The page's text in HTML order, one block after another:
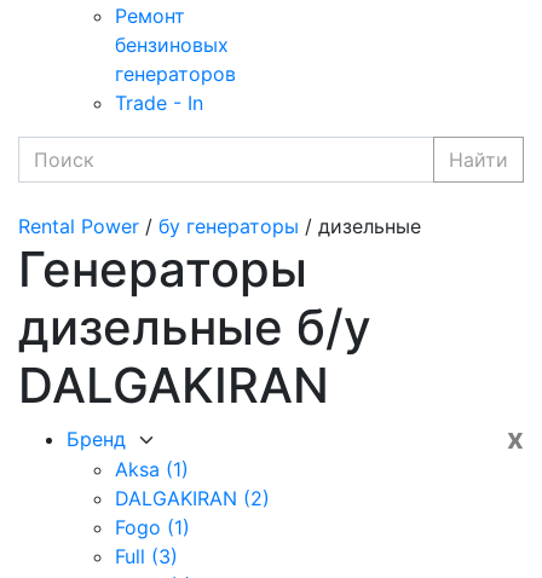
Ремонт
бензиновых
генераторов
Trade - In
Найти
Rental Power / бу генераторы / дизельные
Генераторы
дизельные б/у
DALGAKIRAN
x
Бренд
Aksa (1)
DALGAKIRAN (2)
Fogo (1)
Full (3)